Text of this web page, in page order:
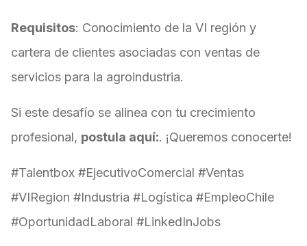
Requisitos: Conocimiento de la VI región y
cartera de clientes asociadas con ventas de
servicios para la agroindustria.
Si este desafío se alinea con tu crecimiento
profesional, postula aquí:. ¡Queremos conocerte!
#Talentbox #EjecutivoComercial #Ventas
#VIRegion #Industria #Logística #EmpleoChile
#OportunidadLaboral #LinkedInJobs